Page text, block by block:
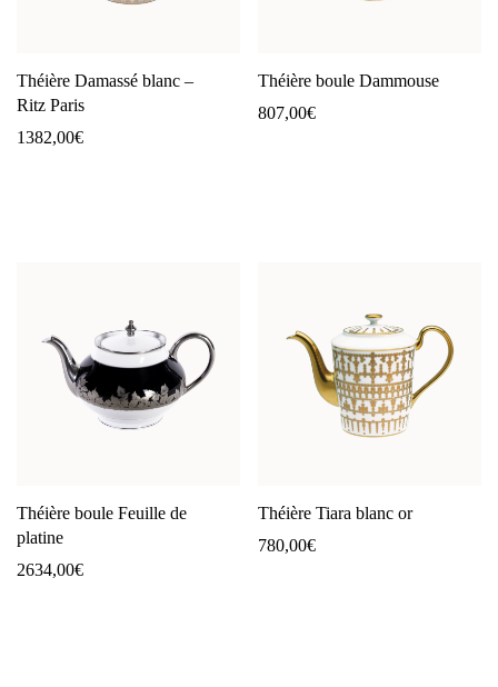
Théière Damassé blanc –
Ritz Paris
1382,00€
Théière boule Dammouse
807,00€
Théière boule Feuille de
platine
2634,00€
Théière Tiara blanc or
780,00€